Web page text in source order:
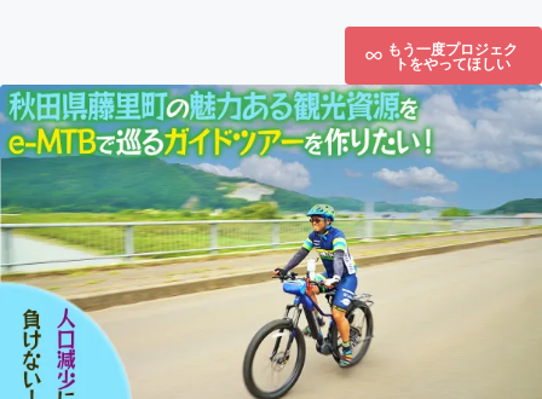
もう一度プロジェク
トをやってほしい